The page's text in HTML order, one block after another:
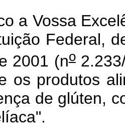
Vossa
Federal,
2001 (no
os produtos
de glúten,